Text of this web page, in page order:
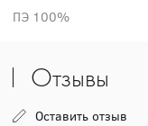
ПЭ 100%
Отзывы
Оставить отзыв